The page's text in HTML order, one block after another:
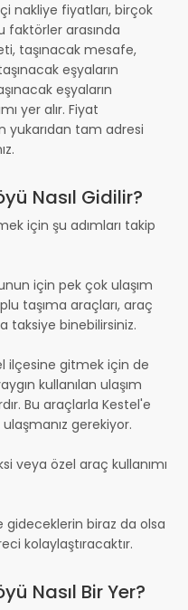
nakliye fiyatları, birçok
faktörler arasında
taşınacak mesafe,
eşyaların
eşyaların
yer alır. Fiyat
yukarıdan tam adresi
Nasıl Gidilir?
için şu adımları takip
için pek çok ulaşım
taşıma araçları, araç
taksiye binebilirsiniz.
ilçesine gitmek için de
kullanılan ulaşım
Bu araçlarla Kestel'e
gerekiyor.
veya özel araç kullanımı
gideceklerin biraz da olsa
kolaylaştıracaktır.
Nasıl Bir Yer?